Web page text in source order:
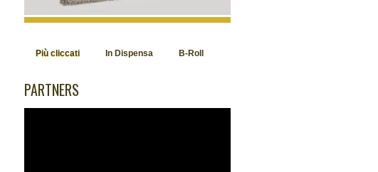
Più cliccati In Dispensa B-Roll
PARTNERS